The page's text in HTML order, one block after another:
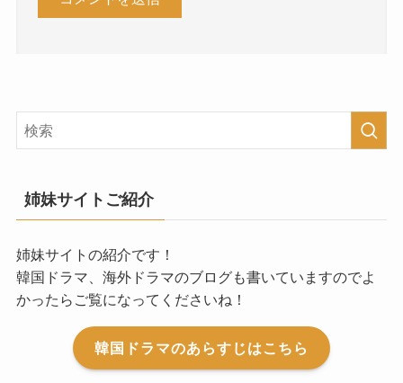
姉妹サイトご紹介
姉妹サイトの紹介です！
韓国ドラマ、海外ドラマのブログも書いていますのでよ
かったらご覧になってくださいね！
韓国ドラマのあらすじはこちら